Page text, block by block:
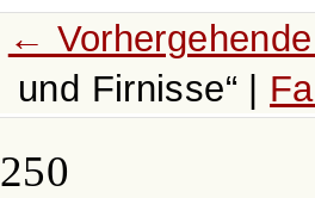
←
und Firnisse |
250